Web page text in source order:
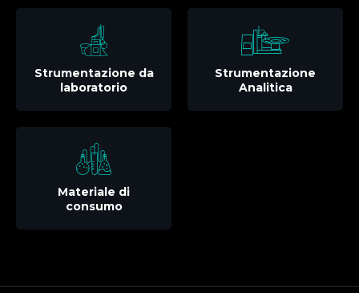
Strumentazione da
laboratorio
Strumentazione
Analitica
Materiale di
consumo